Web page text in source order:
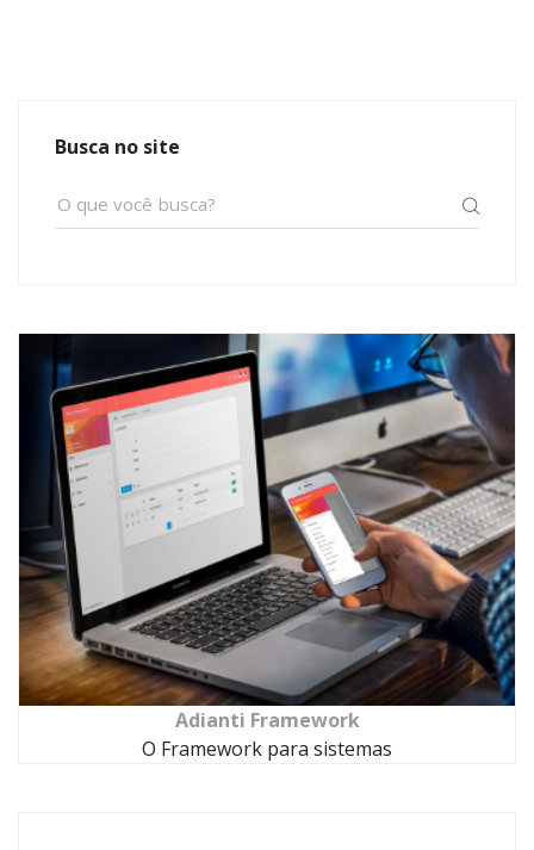
Busca no site
Adianti Framework
O Framework para sistemas